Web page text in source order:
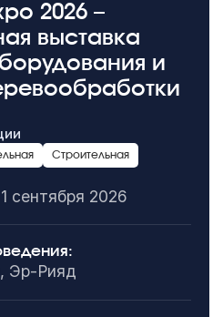
2026 –
выставка
и
Строительная
сентября 2026
Эр-Рияд